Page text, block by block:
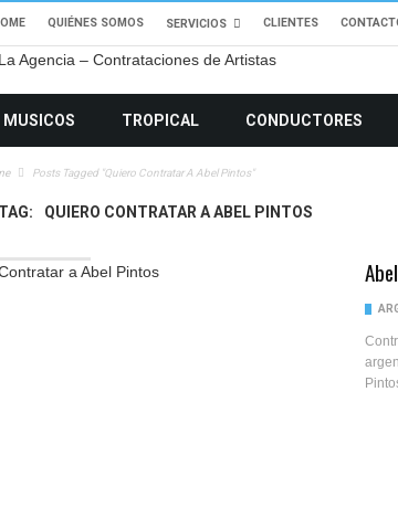
QUIÉNES SOMOS SERVICIOS CLIENTES
MUSICOS TROPICAL CONDUCTORES
Posts Tagged "Quiero Contratar A Abel Pintos"
TAG: QUIERO CONTRATAR A ABEL PINTOS